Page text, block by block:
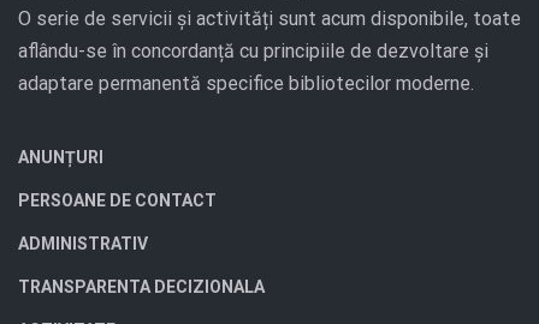
O serie de servicii și activități sunt acum disponibile, toate
aflându-se în concordanță cu principiile de dezvoltare și
adaptare permanentă specifice bibliotecilor moderne.
ANUNȚURI
PERSOANE DE CONTACT
ADMINISTRATIV
TRANSPARENTA DECIZIONALA